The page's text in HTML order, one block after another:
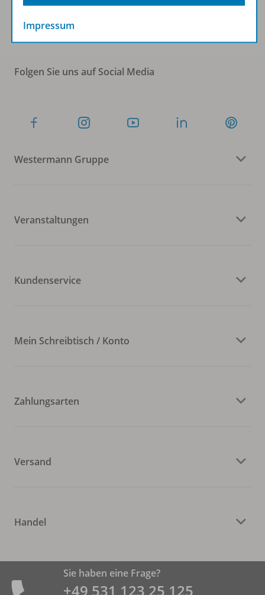
Folgen Sie uns auf Social Media
Westermann Gruppe
Veranstaltungen
Kundenservice
Mein Schreibtisch / Konto
Zahlungsarten
Versand
Handel
Sie haben eine Frage?
+49 531 ­123 25 125
Impressum